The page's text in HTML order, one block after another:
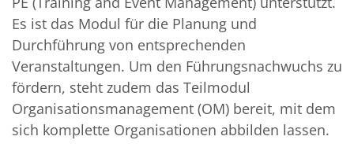
Es ist das Modul für die Planung und
Durchführung von entsprechenden
Veranstaltungen. Um den Führungsnachwuchs zu
fördern, steht zudem das Teilmodul
Organisationsmanagement (OM) bereit, mit dem
sich komplette Organisationen abbilden lassen.